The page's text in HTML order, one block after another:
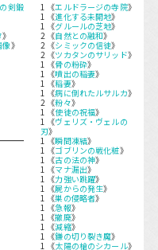
剣鍛
》
像》
1 《エルドラージの寺院》
1 《進化する未開地》
1 《グルールの芝地》
2 《自然との融和》
2 《シミックの信徒》
2 《ツカタンのサリッド》
1 《骨の粉砕》
1 《噴出の稲妻》
1 《稲妻》
1 《病に倒れたルサルカ》
2 《粉々》
1 《使徒の祝福》
1 《ヴェリズ・ヴェルの
刃》
1 《瞬間凍結》
1 《ゴブリンの戦化粧》
1 《古の法の神》
1 《マナ漏出》
1 《力強い跳躍》
1 《屍からの発生》
1 《巣の侵略者》
1 《急報》
1 《撤廃》
1 《減縮》
1 《鎌の切り裂き魔》
1 《太陽の槍のシカール》